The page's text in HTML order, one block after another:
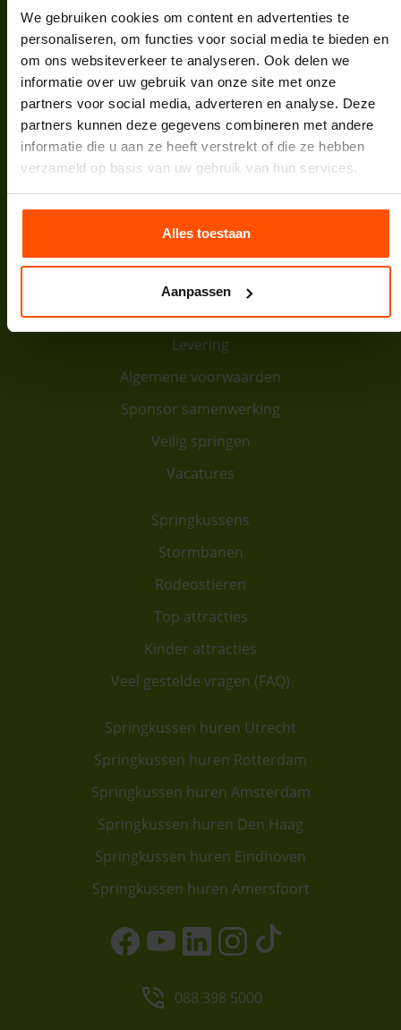
We gebruiken cookies om content en advertenties te
personaliseren, om functies voor social media te bieden en
om ons websiteverkeer te analyseren. Ook delen we
informatie over uw gebruik van onze site met onze
partners voor social media, adverteren en analyse. Deze
partners kunnen deze gegevens combineren met andere
informatie die u aan ze heeft verstrekt of die ze hebben
verzameld op basis van uw gebruik van hun services.
Alles toestaan
Aanpassen
Vcompany B.V.
Korte Zuwe 2
3985 SM Werkhoven
Tel: 088 398 5000
E-mail:info@vcompany.nl
KVK:62732498
BTW:NL854935447B01
NL64INGB0007974208
Over ons
Levering
Algemene voorwaarden
Sponsor samenwerking
Veilig springen
Vacatures
Springkussens
Stormbanen
Rodeostieren
Top attracties
Kinder attracties
Veel gestelde vragen (FAQ)
Springkussen huren Utrecht
Springkussen huren Rotterdam
Springkussen huren Amsterdam
Springkussen huren Den Haag
Springkussen huren Eindhoven
Springkussen huren Amersfoort
088 398 5000